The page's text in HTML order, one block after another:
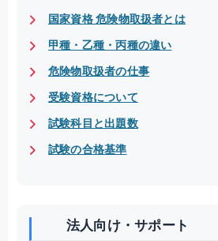
国家資格 危険物取扱者とは
甲種・乙種・丙種の違い
危険物取扱者の仕事
受験資格について
試験科目と出題数
試験の合格基準
法人向け・サポート